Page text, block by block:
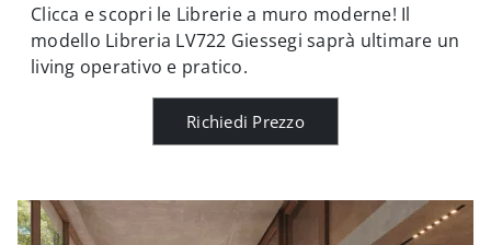
Clicca e scopri le Librerie a muro moderne! Il
modello Libreria LV722 Giessegi saprà ultimare un
living operativo e pratico.
Richiedi Prezzo